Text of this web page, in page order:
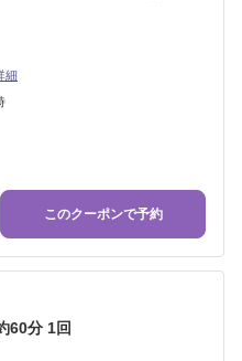
細
このクーポンで予約
60分 1回